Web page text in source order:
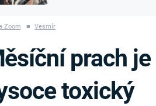
BRITSKÁ
KRÁLOVSKÁ
RODINA
Zoom ■ Vesmír
prach
toxický